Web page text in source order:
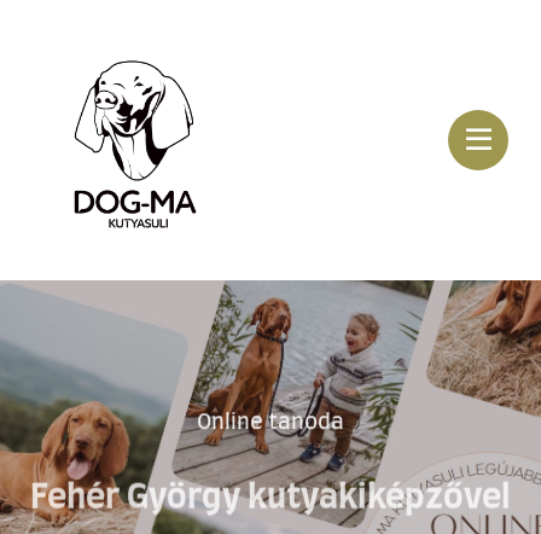
Online tanoda
Fehér György kutyakiképzővel